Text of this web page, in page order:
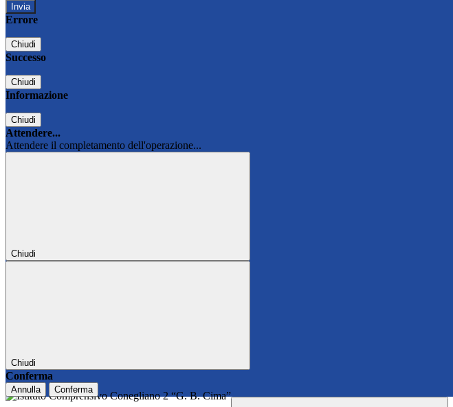
Errore
Chiudi
Successo
Chiudi
Informazione
Chiudi
Attendere...
Attendere il completamento dell'operazione...
Chiudi
Chiudi
Conferma
Annulla Conferma